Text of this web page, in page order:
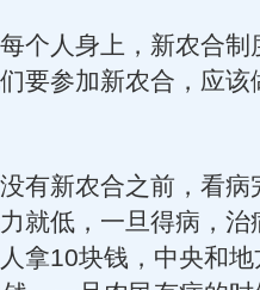
人身上，新农合制
要参加新农合，应该
新农合之前，看病
就低，一旦得病，治
拿10块钱，中央和